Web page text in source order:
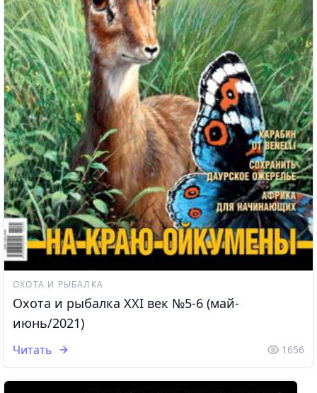
ОХОТА И РЫБАЛКА
Охота и рыбалка XXI век №5-6 (май-
июнь/2021)
Читать 1656